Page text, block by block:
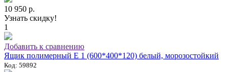
10 950 р.
Узнать скидку!
1
Добавить к сравнению
Ящик полимерный E 1 (600*400*120) белый, морозостойкий
Код: 59892